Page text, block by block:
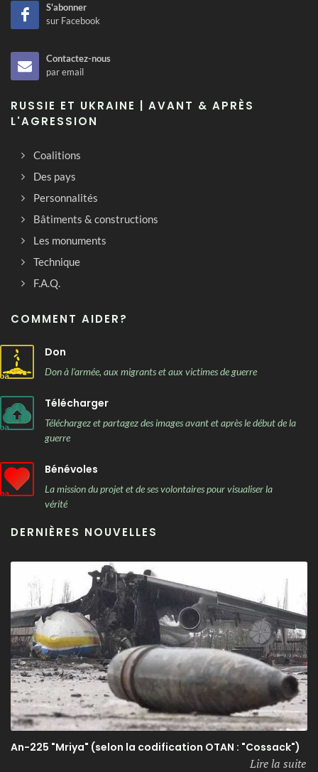
S'abonner
sur Facebook
Contactez-nous
par email
RUSSIE ET UKRAINE | AVANT & APRÈS
L'AGRESSION
Coalitions
Des pays
Personnalités
Bâtiments & constructions
Les monuments
Technique
F.A.Q.
COMMENT AIDER?
Don
Don à l'armée, aux migrants et aux victimes de guerre
Télécharger
Téléchargez et partagez des images avant et après le début de la
guerre
Bénévoles
La mission du projet et de ses volontaires pour visualiser la
vérité
DERNIÈRES NOUVELLES
An-225 "Mriya" (selon la codification OTAN : "Cossack")
Lire la suite